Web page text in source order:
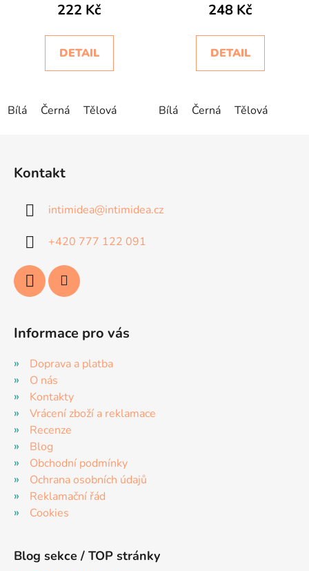
Intimidea
222 Kč
DETAIL
Bílá Černá Tělová
248 Kč
DETAIL
Bílá Černá Tělová
Kontakt
intimidea@intimidea.cz
+420 777 122 091
Informace pro vás
Doprava a platba
O nás
Kontakty
Vrácení zboží a reklamace
Recenze
Blog
Obchodní podmínky
Ochrana osobních údajů
Reklamační řád
Cookies
Blog sekce / TOP stránky